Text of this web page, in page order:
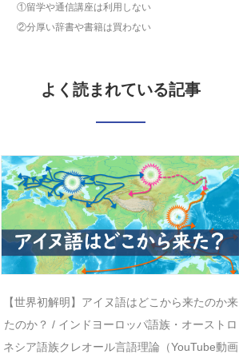
①留学や通信講座は利用しない
②分厚い辞書や書籍は買わない
よく読まれている記事
【世界初解明】アイヌ語はどこから来たのか来
たのか？ / インドヨーロッパ語族・オーストロ
ネシア語族クレオール言語理論（YouTube動画